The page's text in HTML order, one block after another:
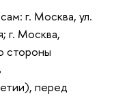
г. Москва, ул.
г. Москва,
стороны
перед